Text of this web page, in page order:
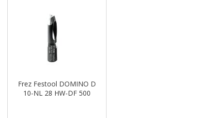
Frez Festool DOMINO D
10-NL 28 HW-DF 500